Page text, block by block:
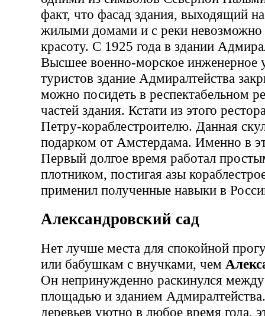
факт, что фасад здания, выходящий
жилыми домами и с реки невозможно
красоту. С 1925 года в здании
Высшее военно-морское инженерное
туристов здание Адмиралтейства
можно посидеть в респектабельном
частей здания. Кстати из этого
Петру-кораблестроителю. Данная
подарком от Амстердама. Именно в
Первый долгое время работал
плотником, постигая азы
применил полученные навыки в
Александровский сад
Нет лучше места для спокойной
или бабушкам с внучками, чем
Он непринужденно раскинулся
площадью и зданием
деревьев уютно в любое время года,